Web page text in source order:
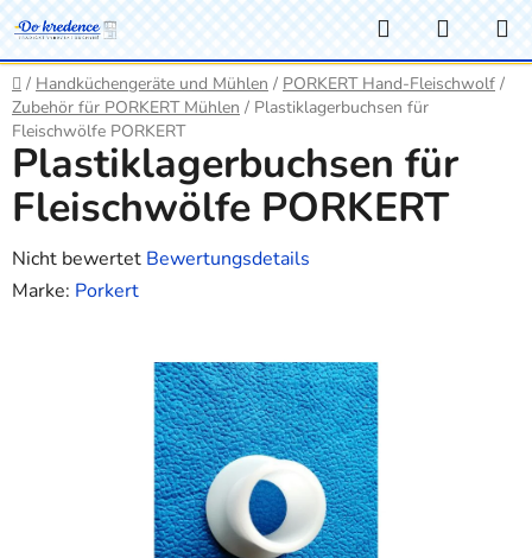
Zum
Inhalt
springen
Suchen
Startseite
/ Handküchengeräte und Mühlen / PORKERT Hand-Fleischwolf /
Zubehör für PORKERT Mühlen / Plastiklagerbuchsen für
Fleischwölfe PORKERT
Plastiklagerbuchsen für
Fleischwölfe PORKERT
Die
durchschnittliche
Nicht bewertet Bewertungsdetails
Marke: Porkert